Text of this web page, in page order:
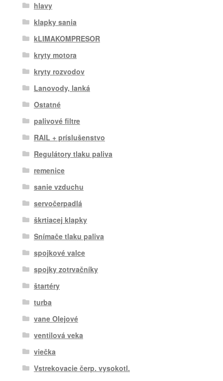
hlavy
klapky sania
kLIMAKOMPRESOR
kryty motora
kryty rozvodov
Lanovody, lanká
Ostatné
palivové filtre
RAIL + príslušenstvo
Regulátory tlaku paliva
remenice
sanie vzduchu
servočerpadlá
škrtiacej klapky
Snímače tlaku paliva
spojkové valce
spojky zotrvačníky
štartéry
turba
vane Olejové
ventilová veka
viečka
Vstrekovacie čerp. vysokotl.